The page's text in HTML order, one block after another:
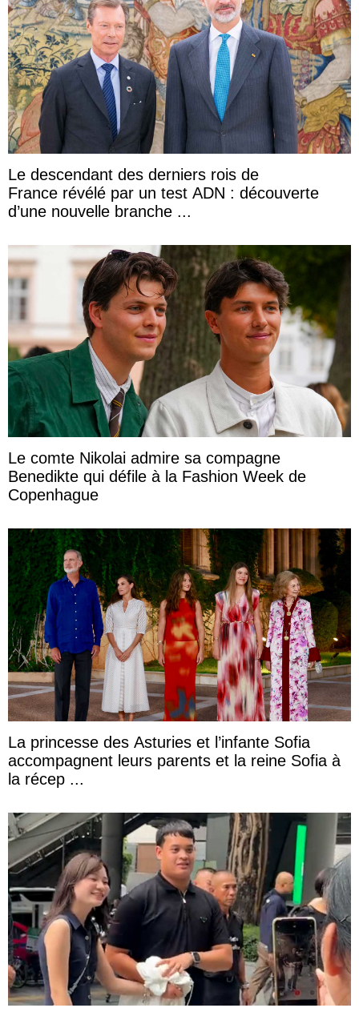
Le descendant des derniers rois de
France révélé par un test ADN : découverte
d’une nouvelle branche ...
Le comte Nikolai admire sa compagne
Benedikte qui défile à la Fashion Week de
Copenhague
La princesse des Asturies et l’infante Sofia
accompagnent leurs parents et la reine Sofia à
la récep ...